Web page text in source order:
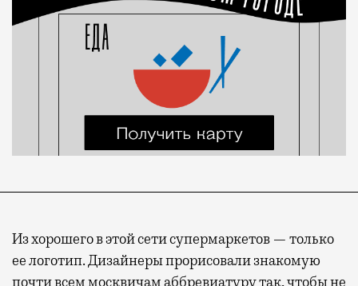
Из хорошего в этой сети супермаркетов — только
ее логотип. Дизайнеры прорисовали знакомую
почти всем москвичам аббревиатуру так, чтобы не